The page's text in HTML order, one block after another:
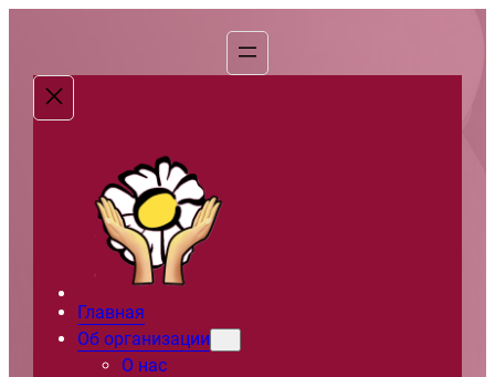
содержимому
Главная
Об организации
О нас